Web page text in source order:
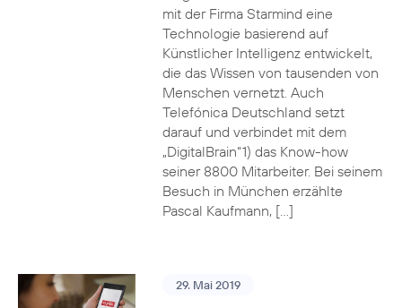
mit der Firma Starmind eine
Technologie basierend auf
Künstlicher Intelligenz entwickelt,
die das Wissen von tausenden von
Menschen vernetzt. Auch
Telefónica Deutschland setzt
darauf und verbindet mit dem
„DigitalBrain“1) das Know-how
seiner 8800 Mitarbeiter. Bei seinem
Besuch in München erzählte
Pascal Kaufmann, […]
29. Mai 2019